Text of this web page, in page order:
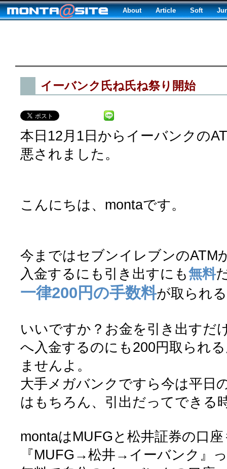
About Article Soft
イーバンク氏ね氏ね祭り開始
本日12月1日からイーバンクの
悪されました。
こんにちは、montaです。
今まではセブンイレブンのATM
入金するにも引き出すにも無料
一律200円の手数料が取られ
いいですか？お金を引き出すだ
へ入金するのにも200円取られ
ませんよ。
大手メガバンクですら今は平日
はもちろん、引出だってできる
montaはMUFGと松井証券の口
『MUFG→松井→イーバンク』